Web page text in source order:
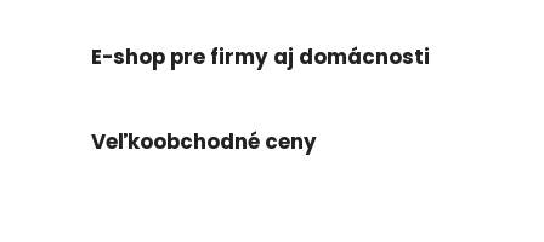
E-shop pre firmy aj domácnosti
Veľkoobchodné ceny